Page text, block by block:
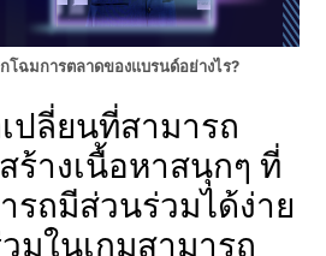
ฉมการตลาดของแบรนด์อย่างไร?
ปลี่ยนที่สามารถ
างเนื้อหาสนุกๆ ที่
รถมีส่วนร่วมได้ง่าย
มในเกมสามารถ